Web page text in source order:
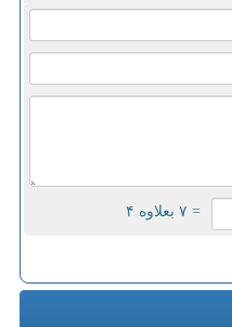
= ۷ بعلاوه ۴